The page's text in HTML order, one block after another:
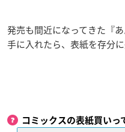
発売も間近になってきた『
手に入れたら、表紙を存分
コミックスの表紙買いっ